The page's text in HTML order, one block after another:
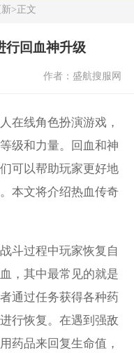
>正文
行回血神升级
作者：盛航搜服网
在线角色扮演游戏，
级和力量。回血和神
可以帮助玩家更好地
本文将介绍热血传奇
斗过程中玩家恢复自
，其中最常见的就是
通过任务获得各种药
行恢复。在遇到强敌
药品来回复生命值，